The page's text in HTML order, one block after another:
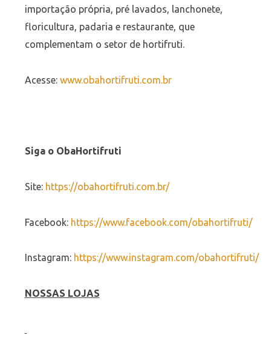
importação própria, pré lavados, lanchonete,
floricultura, padaria e restaurante, que
complementam o setor de hortifruti.
Acesse: www.obahortifruti.com.br
Siga o ObaHortifruti
Site: https://obahortifruti.com.br/
Facebook: https://www.facebook.com/obahortifruti/
Instagram: https://www.instagram.com/obahortifruti/
NOSSAS LOJAS